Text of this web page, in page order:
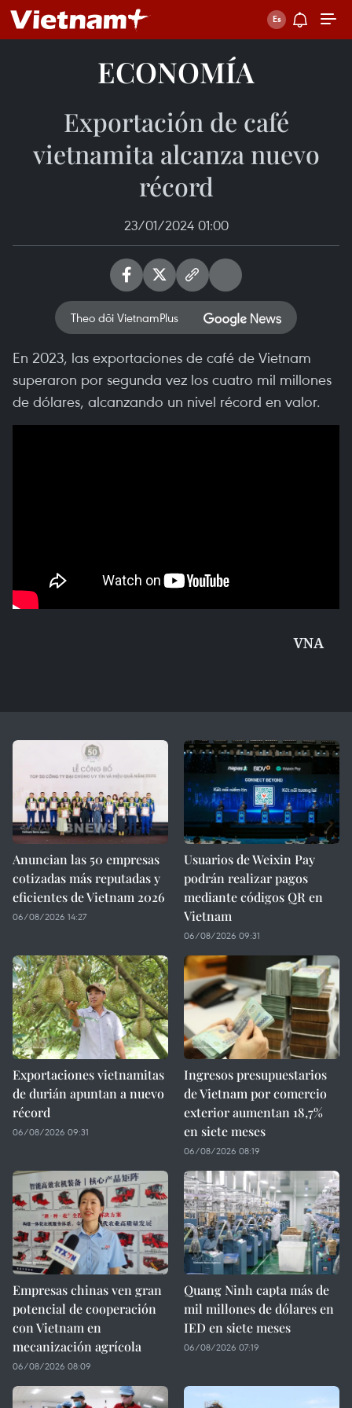
ECONOMÍA
Exportación de café
vietnamita alcanza nuevo
récord
23/01/2024 01:00
Theo dõi VietnamPlus
En 2023, las exportaciones de café de Vietnam
superaron por segunda vez los cuatro mil millones
de dólares, alcanzando un nivel récord en valor.
VNA
Anuncian las 50 empresas
cotizadas más reputadas y
eficientes de Vietnam 2026
06/08/2026 14:27
Usuarios de Weixin Pay
podrán realizar pagos
mediante códigos QR en
Vietnam
06/08/2026 09:31
Exportaciones vietnamitas
de durián apuntan a nuevo
récord
06/08/2026 09:31
Ingresos presupuestarios
de Vietnam por comercio
exterior aumentan 18,7%
en siete meses
06/08/2026 08:19
Empresas chinas ven gran
potencial de cooperación
con Vietnam en
mecanización agrícola
06/08/2026 08:09
Quang Ninh capta más de
mil millones de dólares en
IED en siete meses
06/08/2026 07:19